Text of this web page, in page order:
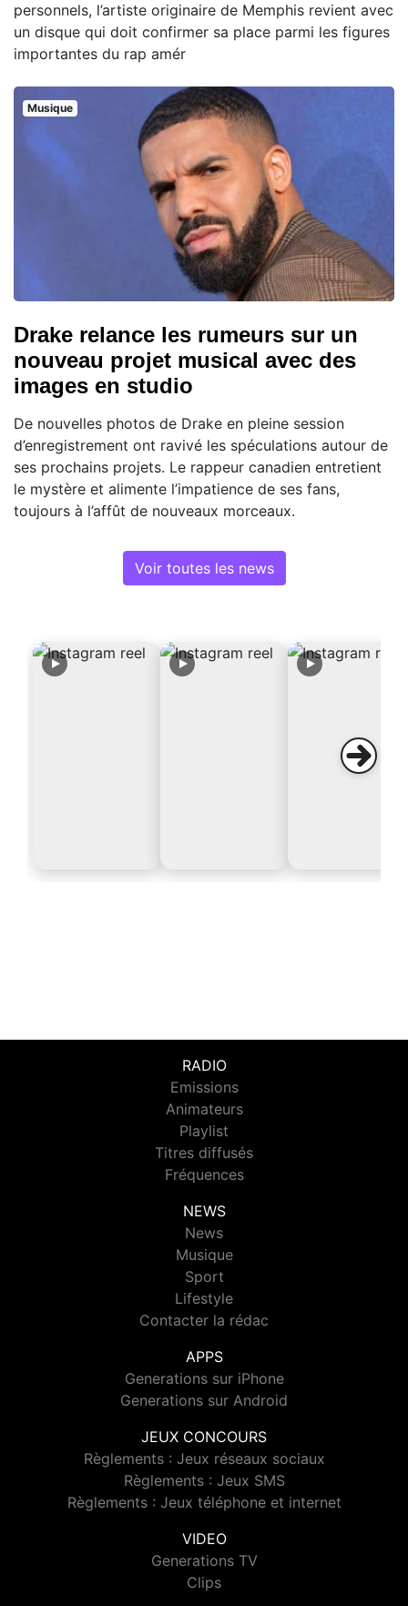
personnels, l’artiste originaire de Memphis revient avec
un disque qui doit confirmer sa place parmi les figures
importantes du rap amér
Musique
Drake relance les rumeurs sur un
nouveau projet musical avec des
images en studio
De nouvelles photos de Drake en pleine session
d’enregistrement ont ravivé les spéculations autour de
ses prochains projets. Le rappeur canadien entretient
le mystère et alimente l’impatience de ses fans,
toujours à l’affût de nouveaux morceaux.
Voir toutes les news
RADIO
Emissions
Animateurs
Playlist
Titres diffusés
Fréquences
NEWS
News
Musique
Sport
Lifestyle
Contacter la rédac
APPS
Generations sur iPhone
Generations sur Android
JEUX CONCOURS
Règlements : Jeux réseaux sociaux
Règlements : Jeux SMS
Règlements : Jeux téléphone et internet
VIDEO
Generations TV
Clips